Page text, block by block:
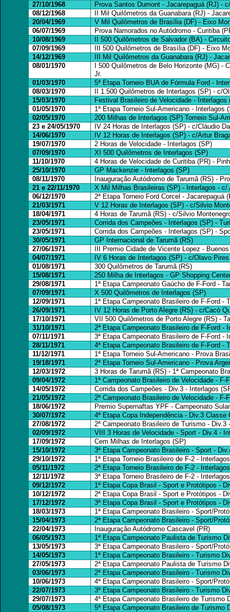
27/10/1968
Prova Santos Dumont - Jacarepaguá (RJ) -
08/12/1968
II Mil Quilômetros da Guanabara (RJ) -
20/04/1969
V Mil Quilômetros de Brasília (DF) - Eixo
06/07/1969
Prova Namorados no Autódromo - Curitiba
10/08/1969
II 500 Quilômetros de Salvador (BA) -
07/09/1969
III 500 Quilômetros de Brasília (DF) - Eixo
14/12/1969
III Mil Quilômetros da Guanabara (RJ) -
08/01/1970
I 500 Quilômetros de Belo Horizonte (MG) -
Jr.
01/03/1970
5ª Etapa Torneio BUA de Fórmula Ford -
08/03/1970
II 1.500 Quilômetros de Interlagos (SP) - c/
15/03/1970
Festival Brasileiro de Velocidade -
01/05/1970
1ª Etapa Torneio Sul-Americano - Interlagos
02/05/1970
200 Milhas de Interlagos (SP) Torneio Sul-
23 e 24/05/1970
IV 24 Horas de Interlagos (SP) - c/Cláudio
14/06/1970
IV 12 Horas de Interlagos (SP) - c/Artur
19/07/1970
2 Horas de Velocidade - Interlagos (SP)
07/09/1970
XI 500 Quilômetros de Interlagos (SP)
11/10/1970
4 Horas de Velocidade de Curitiba (PR) -
25/10/1970
GP Mackenzie - Interlagos (SP)
08/11/1970
Inauguração Autódromo de Tarumã (RS) -
21 e 22/11/1970
X Mil Milhas Brasileiras (SP) - Interlagos - c/
06/12/1970
2ª Etapa Torneio Ford Corcel - Jacarepaguá
21/03/1971
V 12 Horas de Interlagos (SP) - c/Silvio
18/04/1971
4 Horas de Tarumã (RS) - c/Silvio
23/05/1971
Corrida dos Campeões - Interlagos (SP) -
23/05/1971
Corrida dos Campeões - Interlagos (SP) -
30/05/1971
GP Internacional de Tarumã (RS)
27/06/1971
III Premio Cidade de Vicente Lopez -
04/07/1971
IV 6 Horas de Interlagos (SP) - c/Olavo Pires
01/08/1971
300 Quilômetros de Tarumã (RS)
15/08/1971
250 Milha de Interlagos - GP Shopping
29/08/1971
1ª Etapa Campeonato Gaúcho de F-Ford -
07/09/1971
X 500 Quilômetros de Interlagos (SP)
12/09/1971
1ª Etapa Campeonato Brasileiro de F-Ford -
26/09/1971
IV 12 Horas de Porto Alegre (RS) - c/Cacó
17/10/1971
VII 500 Quilômetros de Porto Alegre (RS) -
31/10/1971
2ª Etapa Campeonato Brasileiro de F-Ford -
07/11/1971
3ª Etapa Campeonato Brasileiro de F-Ford -
28/11/1971
4ª Etapa Campeonato Brasileiro de F-Ford -
11/12/1971
1ª Etapa Torneio Sul-Americano - Prova
19/18/1971
2ª Etapa Torneio Sul-Americano - Prova
12/03/1972
3 Horas de Tarumã (RS) - 1ª Campeonato
09/04/1972
1ª Campeonato Brasileiro de Velocidade - F-
14/05/1972
Corrida dos Campeões - Div.3 - Interlagos
21/05/1972
2ª Campeonato Brasileiro de Velocidade - F-
18/06/1972
Premio Supernaftas YPF - Campeonato
30/07/1972
4ª Etapa Copa Independência - Div.3 Classe
27/08/1972
2ª Campeonato Brasileiro de Turismo - Div.3
02/09/1972
VIII 3 Horas de Velocidade - Sport - Div.4 -
17/09/1972
Cem Milhas de Interlagos (SP)
15/10/1972
3ª Etapa Campeonato Brasileiro - Sport -
29/10/1972
1ª Etapa Torneio Brasileiro de F-2 -
05/11/1972
2ª Etapa Torneio Brasileiro de F-2 -
12/11/1972
3ª Etapa Torneio Brasileiro de F-2 -
09/12/1972
1ª Etapa Copa Brasil - Sport e Protótipos -
10/12/1972
2ª Etapa Copa Brasil - Sport e Protótipos -
17/12/1972
3ª Etapa Copa Brasil - Sport e Protótipos -
18/03/1973
1ª Etapa Campeonato Brasileiro - Sport/
15/04/1973
2ª Etapa Campeonato Brasileiro - Sport/
22/04/1973
Inauguração Autódromo Cascavel (PR)
06/05/1973
1ª Etapa Campeonato Paulista de Turismo
13/05/1973
3ª Etapa Campeonato Brasileiro - Sport/
14/05/1973
1ª Etapa Campeonato Brasileiro - Turismo
27/05/1973
2ª Etapa Campeonato Paulista de Turismo
03/06/1973
2ª Etapa Campeonato Brasileiro - Turismo
10/06/1973
4ª Etapa Campeonato Brasileiro - Sport/
22/07/1973
3ª Etapa Campeonato Brasileiro - Turismo
29/07/1973
4ª Etapa Campeonato Brasileiro de Turismo
05/08/1973
5ª Etapa Campeonato Brasileiro de Turismo